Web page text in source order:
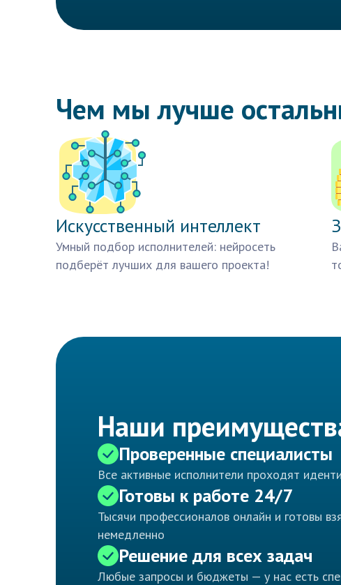
Чем мы лучше
Искусственный интеллект
Умный подбор исполнителей: нейросеть
подберёт лучших для вашего проекта!
Наши
Проверенные специалисты
Все активные исполнители проходят
Готовы к работе 24/7
Тысячи профессионалов онлайн и готовы
немедленно
Решение для всех задач
Любые запросы и бюджеты — у нас есть